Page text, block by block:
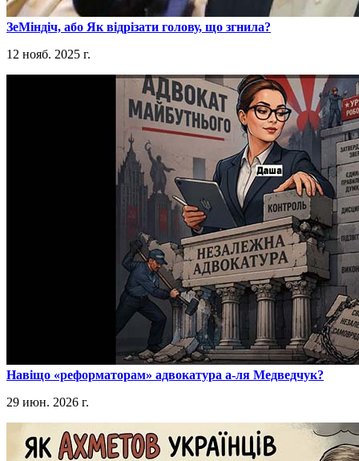
​ЗеМіндіч, або Як відрізати голову, що згнила?
12 нояб. 2025 г.
​Навіщо «реформаторам» адвокатура а-ля Медведчук?
29 июн. 2026 г.